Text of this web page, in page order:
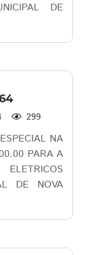
DE
299
NA
PARA A
DE NOVA